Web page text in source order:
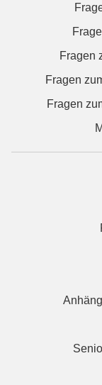
Fragen
Fragen
Fragen